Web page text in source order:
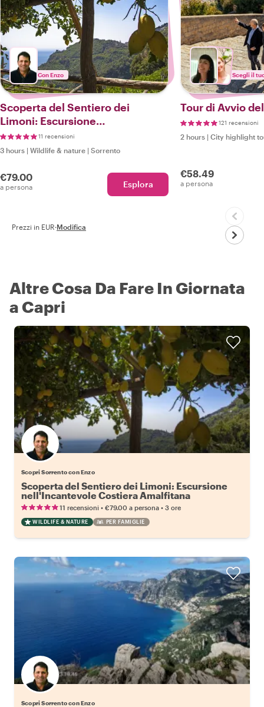
Con Enzo
Scoperta del Sentiero dei
Limoni: Escursione
nell'Incantevole Costiera
Amalfitana
11 recensioni
3 hours | Wildlife & nature | Sorrento
€79.00
a persona Esplora
Scegli il
Tour di Avvio
121 recensioni
2 hours | City highlight
€58.49
a persona
Prezzi in EUR·Modifica
Altre Cosa Da Fare In Giornata
a Capri
Scopri Sorrento con Enzo
Scoperta del Sentiero dei Limoni: Escursione
nell'Incantevole Costiera Amalfitana
11 recensioni • €79.00 a persona • 3 ore
WILDLIFE & NATURE PER FAMIGLIE
Scopri Sorrento con Enzo